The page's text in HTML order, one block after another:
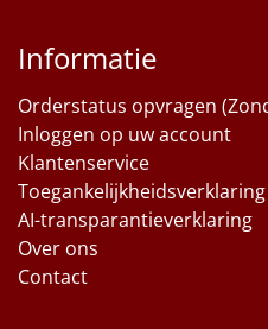
Informatie
Orderstatus opvragen
Inloggen op uw account
Klantenservice
Toegankelijkheidsverklaring
AI-transparantieverklaring
Over ons
Contact